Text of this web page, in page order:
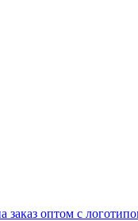
заказ оптом с